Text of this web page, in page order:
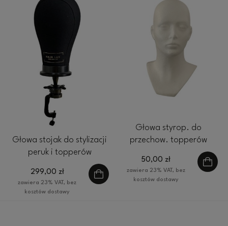
Głowa stojak do stylizacji
peruk i topperów
sygnowany Hair Lux
299,00 zł
zawiera 23% VAT, bez
kosztów dostawy
Głowa styrop. do
przechow. topperów
50,00 zł
zawiera 23% VAT, bez
kosztów dostawy